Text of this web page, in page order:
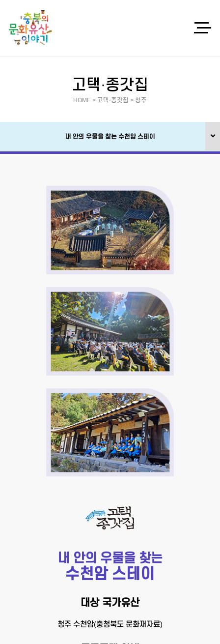
고택·종갓집
HOME > 고택·종갓집 > 청주
내 안의 우물을 찾는수천암 스테이
내 안의 우물을 찾는
수천암 스테이
대상 국가유산
청주 수천암(충청북도 문화재자료)